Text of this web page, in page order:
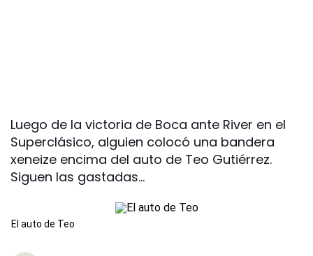
Luego de la victoria de Boca ante River en el
Superclásico, alguien colocó una bandera
xeneize encima del auto de Teo Gutiérrez.
Siguen las gastadas...
El auto de Teo